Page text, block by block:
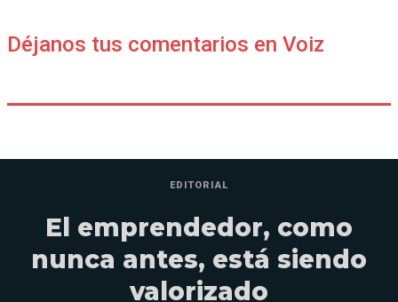
Déjanos tus comentarios en Voiz
EDITORIAL
El emprendedor, como
nunca antes, está siendo
valorizado